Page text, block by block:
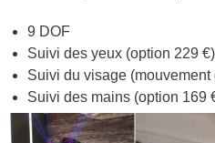
9 DOF
Suivi des yeux (option 229
Suivi du visage (mouvement
Suivi des mains (option 169